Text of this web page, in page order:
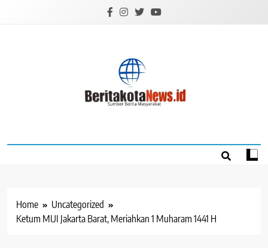
Home
Uncategorized
Ketum MUI Jakarta Barat, Meriahkan 1 Muharam 1441 H